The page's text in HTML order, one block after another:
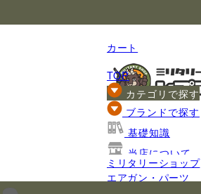
カート
TOP
カテゴリで探す
ブランドで探す
基礎知識
当店について
ご利用ガイド
ミリタリーショップ
エアガン・パーツ